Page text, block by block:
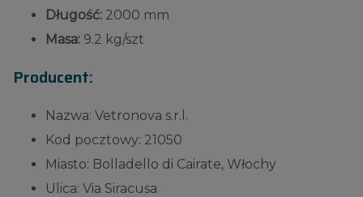
Długość: 2000 mm
Masa: 9.2 kg/szt
Producent:
Nazwa: Vetronova s.r.l.
Kod pocztowy: 21050
Miasto: Bolladello di Cairate, Włochy
Ulica: Via Siracusa